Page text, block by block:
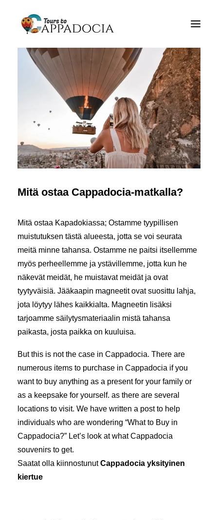
Yksityinen Cappadocia Tours
Cappadocia -matkailupaketit
Kappadokiaan ilmapallot
Blogi
noin
Yhteydenotto
Mitä ostaa Cappadocia-matkalla?
Mitä ostaa Kapadokiassa; Ostamme tyypillisen
muistutuksen tästä alueesta, jotta se voi seurata
meitä minne tahansa. Ostamme ne paitsi itsellemme
myös perheellemme ja ystävillemme, jotta kun he
näkevät meidät, he muistavat meidät ja ovat
tyytyväisiä. Jääkaapin magneetit ovat suosittu lahja,
jota löytyy lähes kaikkialta. Magneetin lisäksi
tarjoamme säilytysmateriaalin mistä tahansa
paikasta, josta paikka on kuuluisa.
But this is not the case in Cappadocia. There are
numerous items to purchase in Cappadocia if you
want to buy anything as a present for your family or
as a keepsake for yourself. as there are several
locations to visit. We have written a post to help
individuals who are wondering “What to Buy in
Cappadocia?” Let’s look at what Cappadocia
souvenirs to get.
Saatat olla kiinnostunutCappadocia yksityinen
kiertue